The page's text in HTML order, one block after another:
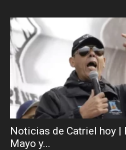
Noticias de Catriel hoy |
Mayo y...